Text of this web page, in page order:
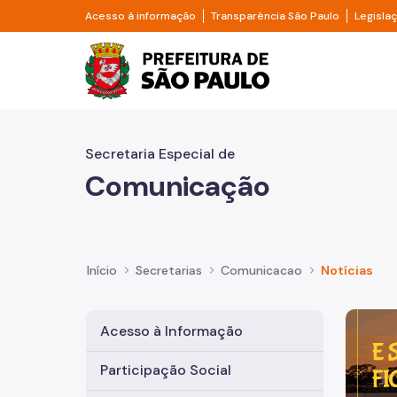
Pular para o Conteúdo principal
Acesso à informação Divisor de acesso à informação
Transparência São Paulo Divisor
Prefeitura de São
Secretaria Especial de
Comunicação
Início Secretarias Comunicacao Notícias
Acesso à Informação
Participação Social